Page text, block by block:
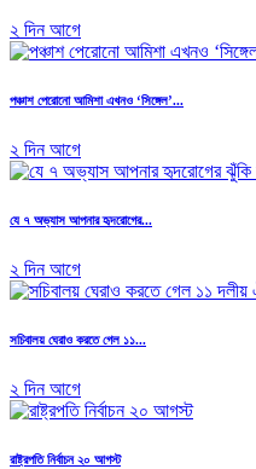
২ দিন আগে
পঞ্চাশ পেরোনো আমিশা এখনও ‘সিঙ্গেল’...
২ দিন আগে
যে ৭ অভ্যাস আপনার হৃদরোগের...
২ দিন আগে
সচিবালয় ঘেরাও করতে গেল ১১...
২ দিন আগে
রাষ্ট্রপতি নির্বাচন ২০ আগস্ট